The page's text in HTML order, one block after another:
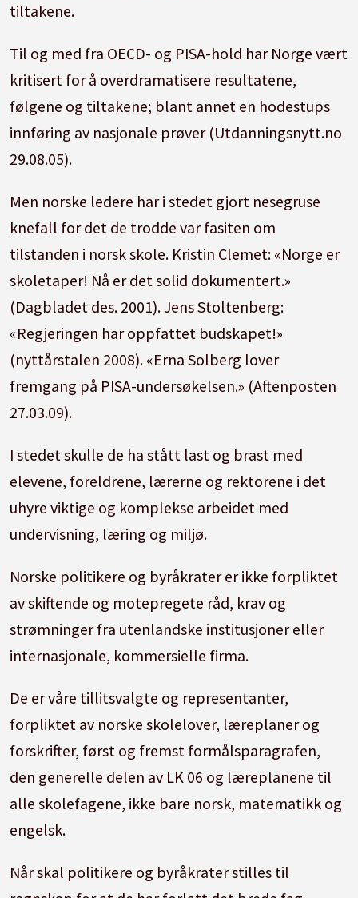
tiltakene.
Til og med fra OECD- og PISA-hold har Norge vært
kritisert for å overdramatisere resultatene,
følgene og tiltakene; blant annet en hodestups
innføring av nasjonale prøver (Utdanningsnytt.no
29.08.05).
Men norske ledere har i stedet gjort nesegruse
knefall for det de trodde var fasiten om
tilstanden i norsk skole. Kristin Clemet: «Norge er
skoletaper! Nå er det solid dokumentert.»
(Dagbladet des. 2001). Jens Stoltenberg:
«Regjeringen har oppfattet budskapet!»
(nyttårstalen 2008). «Erna Solberg lover
fremgang på PISA-undersøkelsen.» (Aftenposten
27.03.09).
I stedet skulle de ha stått last og brast med
elevene, foreldrene, lærerne og rektorene i det
uhyre viktige og komplekse arbeidet med
undervisning, læring og miljø.
Norske politikere og byråkrater er ikke forpliktet
av skiftende og motepregete råd, krav og
strømninger fra utenlandske institusjoner eller
internasjonale, kommersielle firma.
De er våre tillitsvalgte og representanter,
forpliktet av norske skolelover, læreplaner og
forskrifter, først og fremst formålsparagrafen,
den generelle delen av LK 06 og læreplanene til
alle skolefagene, ikke bare norsk, matematikk og
engelsk.
Når skal politikere og byråkrater stilles til